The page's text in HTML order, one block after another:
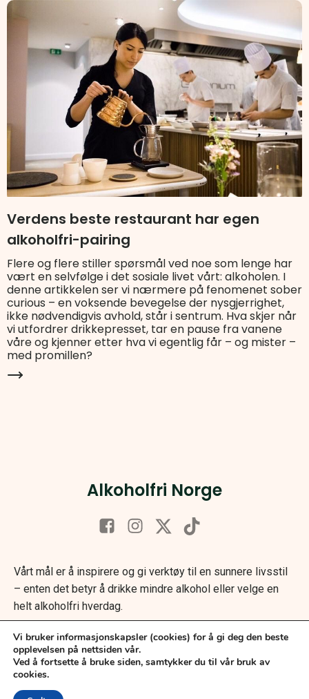
Verdens beste restaurant har egen
alkoholfri-pairing
Flere og flere stiller spørsmål ved noe som lenge har
vært en selvfølge i det sosiale livet vårt: alkoholen. I
denne artikkelen ser vi nærmere på fenomenet sober
curious – en voksende bevegelse der nysgjerrighet,
ikke nødvendigvis avhold, står i sentrum. Hva skjer når
vi utfordrer drikkepresset, tar en pause fra vanene
våre og kjenner etter hva vi egentlig får – og mister –
med promillen?
Alkoholfri Norge
Vårt mål er å inspirere og gi verktøy til en sunnere livsstil
– enten det betyr å drikke mindre alkohol eller velge en
helt alkoholfri hverdag.
Vi bruker informasjonskapsler (cookies) for å gi deg den beste
opplevelsen på nettsiden vår.
Ved å fortsette å bruke siden, samtykker du til vår bruk av
cookies.